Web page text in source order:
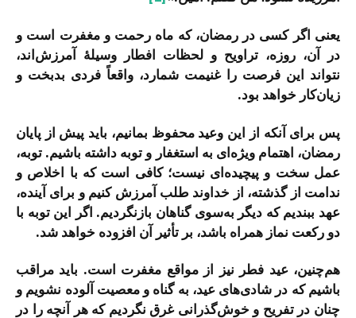
یعنی اگر کسی در رمضان، که ماه رحمت و مغفرت است و
در آن، روزه، تراویح و لحظات افطار وسیلۀ آمرزش‌اند،
نتواند این فرصت را غنیمت شمارد، واقعاً فردی بدبخت و
زیان‌کار خواهد بود.
پس برای آنکه از این وعید محفوظ بمانیم، باید پیش از پایان
رمضان، اهتمام ویژه‌ای به استغفار و توبه داشته باشیم. توبه،
عمل سخت و پیچیده‌ای نیست؛ کافی است که با اخلاص و
ندامت از گذشته، از خداوند طلب آمرزش کنیم و برای آینده،
عهد ببندیم که دیگر به‌سوی گناهان بازنگردیم. اگر این توبه با
دو رکعت نماز همراه باشد، بر تأثیر آن افزوده خواهد شد.
هم‌چنین، عید فطر نیز از مواقع مغفرت است. باید مراقب
باشیم که در شادی‌های عید، به گناه و معصیت آلوده نشویم و
چنان در تفریح و خوش‌گذرانی غرق نگردیم که هر آنچه را در